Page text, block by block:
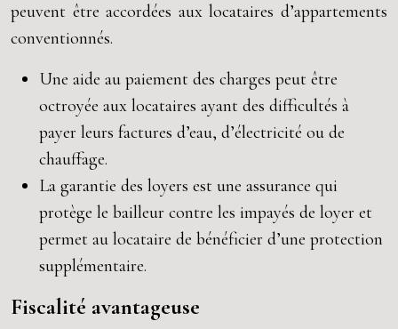
peuvent être accordées aux locataires d’appartements
conventionnés.
Une aide au paiement des charges peut être
octroyée aux locataires ayant des difficultés à
payer leurs factures d’eau, d’électricité ou de
chauffage.
La garantie des loyers est une assurance qui
protège le bailleur contre les impayés de loyer et
permet au locataire de bénéficier d’une protection
supplémentaire.
Fiscalité avantageuse